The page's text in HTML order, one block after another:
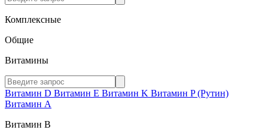
Комплексные
Общие
Витамины
Витамин D Витамин E Витамин K Витамин P (Рутин)
Витамин А
Витамин В